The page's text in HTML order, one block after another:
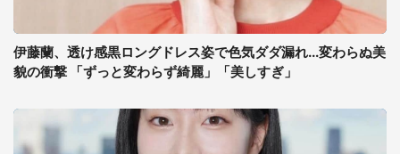
伊藤蘭、透け感黒ロングドレス姿で色気ダダ漏れ...変わらぬ美
貌の衝撃 「ずっと変わらず綺麗」「美しすぎ」